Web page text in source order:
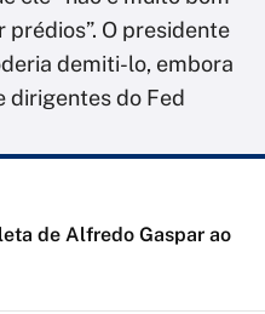
prédios”. O presidente
demiti-lo, embora
dirigentes do Fed
de Alfredo Gaspar ao